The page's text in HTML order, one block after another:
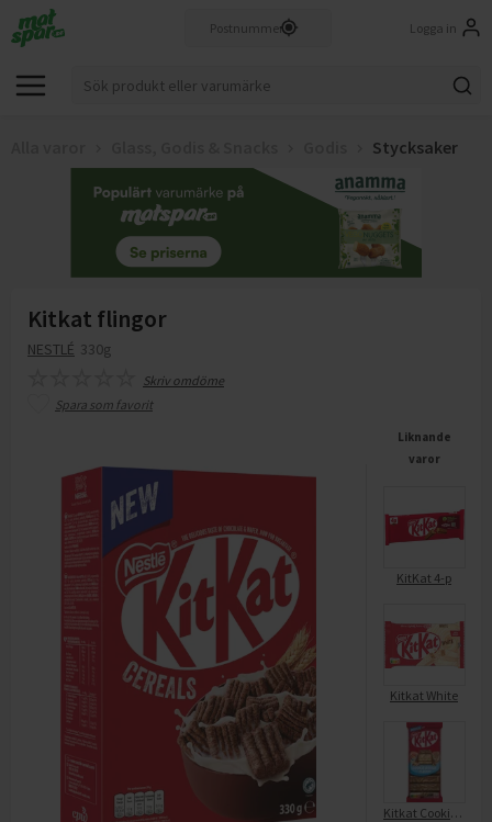
Logga in
Stycksaker
Kitkat flingor
NESTLÉ 330g
Skriv omdöme
Spara som favorit
Liknande
varor
KitKat 4-p
Kitkat White
Kitkat Cookie Dough